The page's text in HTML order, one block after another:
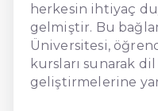
herkesin ihtiyaç
gelmiştir. Bu
Üniversitesi,
kursları sunarak
geliştirmelerine